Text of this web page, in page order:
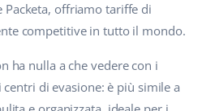
Packeta, offriamo tariffe di
competitive in tutto il mondo.
ha nulla a che vedere con i
di evasione: è più simile a